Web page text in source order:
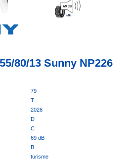
80/13 Sunny NP226
79
T
2026
D
C
69 dB
B
turisme